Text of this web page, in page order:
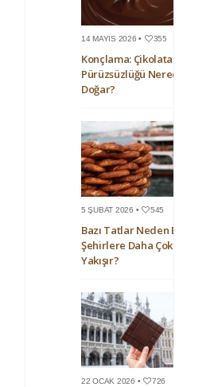
14 MAYIS 2026 • 355
Konçlama: Çikolatanın
Pürüzsüzlüğü Nerede
Doğar?
5 ŞUBAT 2026 • 545
Bazı Tatlar Neden Bazı
Şehirlere Daha Çok
Yakışır?
22 OCAK 2026 • 726